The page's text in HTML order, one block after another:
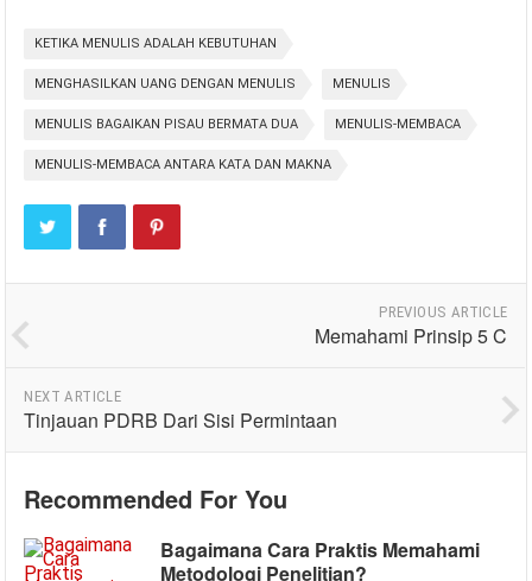
KETIKA MENULIS ADALAH KEBUTUHAN
MENGHASILKAN UANG DENGAN MENULIS MENULIS
MENULIS BAGAIKAN PISAU BERMATA DUA MENULIS-MEMBACA
MENULIS-MEMBACA ANTARA KATA DAN MAKNA
PREVIOUS ARTICLE
Memahami Prinsip 5 C
NEXT ARTICLE
Tinjauan PDRB Dari Sisi Permintaan
Recommended For You
Bagaimana Cara Praktis Memahami
Metodologi Penelitian?